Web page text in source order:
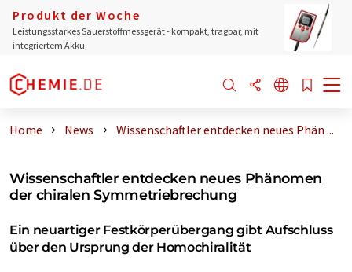
Produkt der Woche
Leistungsstarkes Sauerstoffmessgerät - kompakt, tragbar, mit
integriertem Akku
Home News Wissenschaftler entdecken neues Phän ...
Wissenschaftler entdecken neues Phänomen
der chiralen Symmetriebrechung
Ein neuartiger Festkörperübergang gibt Aufschluss
über den Ursprung der Homochiralität